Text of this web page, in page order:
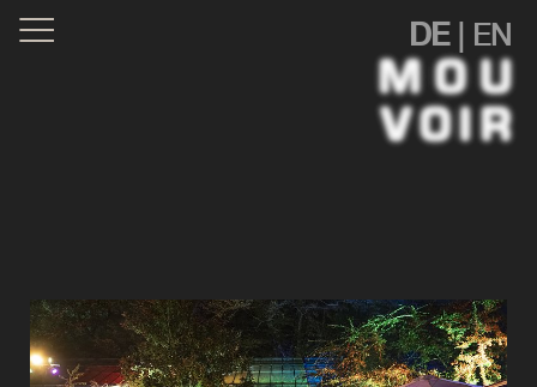
DE| EN
BE OUR GUEST!